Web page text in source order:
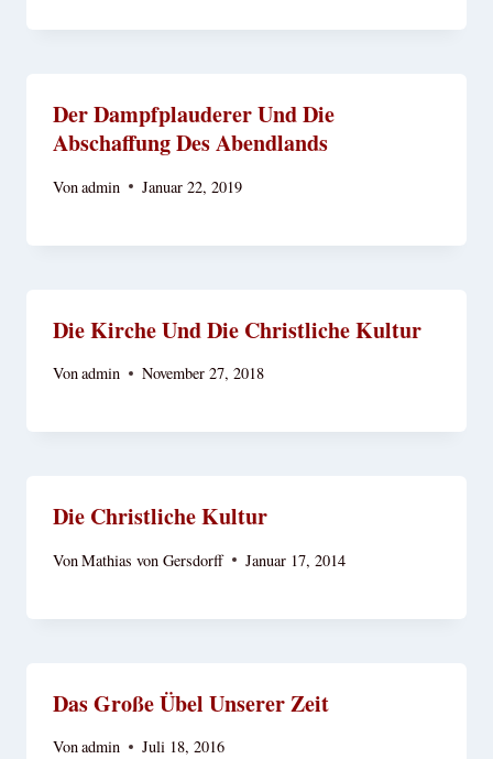
Der Dampfplauderer Und Die
Abschaffung Des Abendlands
Vonadmin Januar 22, 2019
Die Kirche Und Die Christliche Kultur
Vonadmin November 27, 2018
Die Christliche Kultur
VonMathias von Gersdorff Januar 17, 2014
Das Große Übel Unserer Zeit
Vonadmin Juli 18, 2016